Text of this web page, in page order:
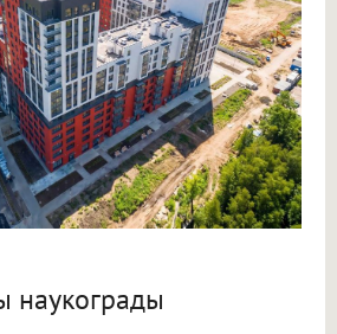
наукограды